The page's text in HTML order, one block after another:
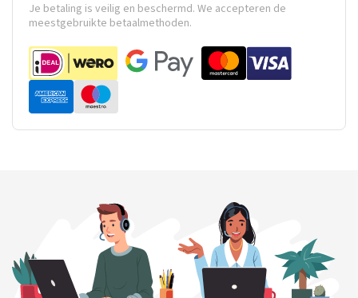
Je betaling is veilig en beschermd. We accepteren de
meestgebruikte betaalmethoden.